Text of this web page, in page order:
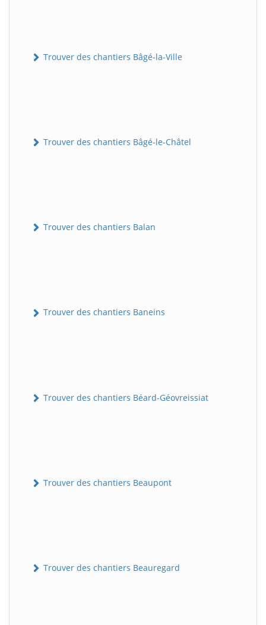
Trouver des chantiers Bâgé-la-Ville
Trouver des chantiers Bâgé-le-Châtel
Trouver des chantiers Balan
Trouver des chantiers Baneins
Trouver des chantiers Béard-Géovreissiat
Trouver des chantiers Beaupont
Trouver des chantiers Beauregard